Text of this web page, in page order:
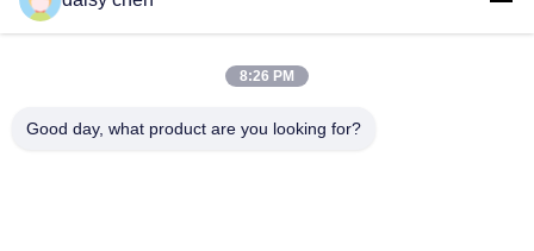
Babyglansmachine,
8:26 PM
Good day, what product are you looking for?